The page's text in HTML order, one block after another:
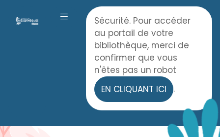
Accueil
OUVRIR LE MENU
Sécurité. Pour accéder
au portail de votre
bibliothèque, merci de
confirmer que vous
n'êtes pas un robot
EN CLIQUANT ICI
.
Panneau de gestion des cookies